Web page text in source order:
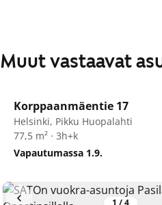
Muut vastaavat
Korppaanmäentie 17
Helsinki, Pikku Huopalahti
77,5 m² · 3h+k
Vapautumassa 1.9.
1 /4